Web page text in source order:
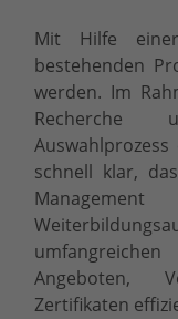
Mit Hilfe
bestehenden
werden. Im
Recherche
schnell klar,
Angeboten,
Zertifikaten